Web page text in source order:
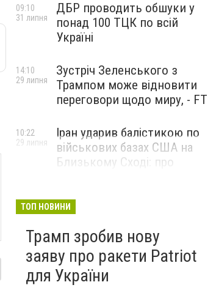
ДБР проводить обшуки у
понад 100 ТЦК по всій
Україні
09:10
31 липня
Зустріч Зеленського з
Трампом може відновити
переговори щодо миру, - FT
14:10
29 липня
Іран ударив балістикою по
військових базах США на
Близькому Сході: про
10:22
29 липня
ТОП НОВИНИ
Трамп зробив нову
заяву про ракети Patriot
для України